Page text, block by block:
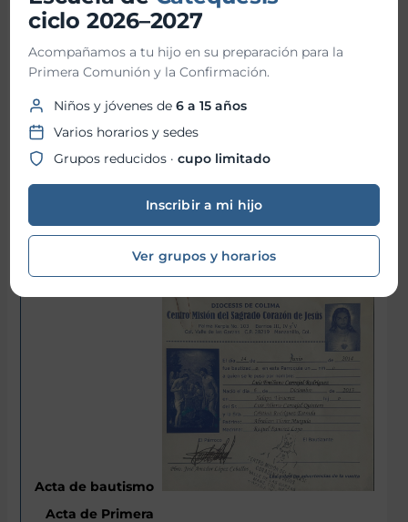
Miércoles
No
ciclo 2026–2027
Acompañamos a tu hijo en su preparación para la
Primera Comunión y la Confirmación.
Niños y jóvenes de6 a 15 años
Varios horarios y sedes
Grupos reducidos ·cupo limitado
Inscribir a mi hijo
Ver grupos y horarios